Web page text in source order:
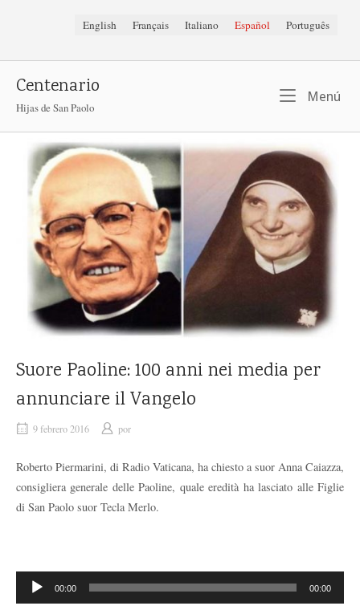
English Français Italiano Español Português
Centenario
Hijas de San Paolo
Menú
Suore Paoline: 100 anni nei media per
annunciare il Vangelo
9 febrero 2016 por
Roberto Piermarini, di Radio Vaticana, ha chiesto a suor Anna Caiazza,
consigliera generale delle Paoline, quale eredità ha lasciato alle Figlie
di San Paolo suor Tecla Merlo.
Reproductor
de
00:00 00:00